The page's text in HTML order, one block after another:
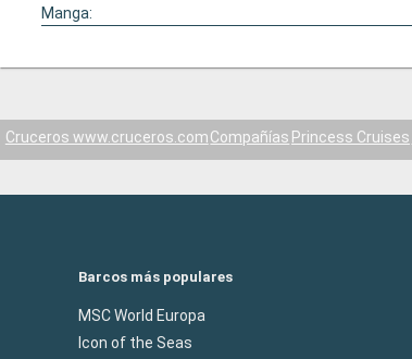
Manga:
Cruceros www.cruceros.comCompañías Princess Cruises
Barcos más populares
MSC World Europa
Icon of the Seas